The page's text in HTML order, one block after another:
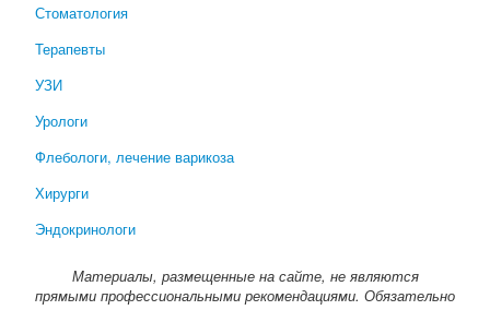
Стоматология
Терапевты
УЗИ
Урологи
Флебологи, лечение варикоза
Хирурги
Эндокринологи
Материалы, размещенные на сайте, не являются
прямыми профессиональными рекомендациями. Обязательно